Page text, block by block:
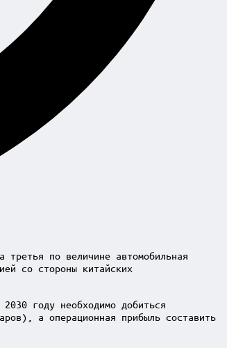
по величине автомобильная
со стороны китайских
году необходимо добиться
а операционная прибыль составить